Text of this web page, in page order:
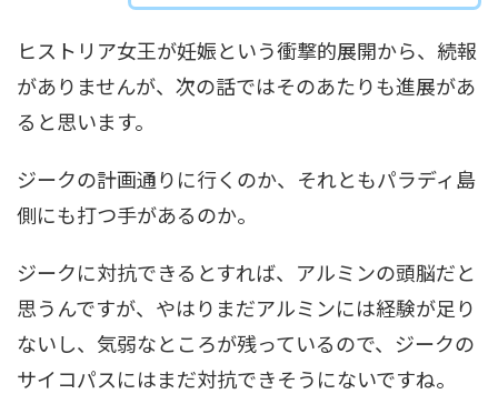
ヒストリア女王が妊娠という衝撃的展開から、続報
がありませんが、次の話ではそのあたりも進展があ
ると思います。
ジークの計画通りに行くのか、それともパラディ島
側にも打つ手があるのか。
ジークに対抗できるとすれば、アルミンの頭脳だと
思うんですが、やはりまだアルミンには経験が足り
ないし、気弱なところが残っているので、ジークの
サイコパスにはまだ対抗できそうにないですね。